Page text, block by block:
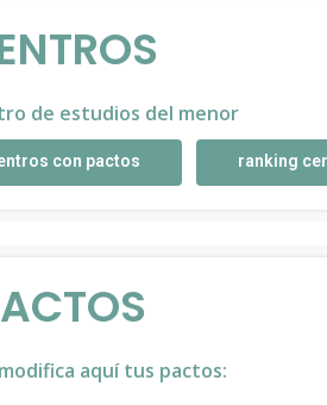
de estudios del menor
con pactos ranking
aquí tus pactos: